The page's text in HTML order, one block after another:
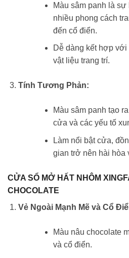
Màu sâm panh là
nhiều phong cách
đến cổ điển.
Dễ dàng kết hợp với
vật liệu trang trí.
Tính Tương Phản:
Màu sâm panh tạo
cửa và các yếu tố
Làm nổi bật cửa,
gian trở nên hài hòa
CỬA SỔ MỞ HẤT NHÔM
CHOCOLATE
Vẻ Ngoài Mạnh Mẽ và Cổ
Màu nâu chocolate
và cổ điển.